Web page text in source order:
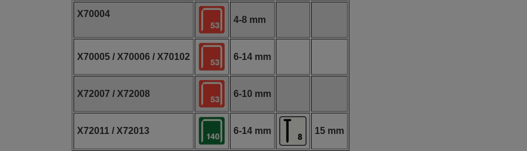
X70004
4-8 mm
X70005 / X70006 / X70102 6-14 mm
X72007 / X72008 6-10 mm
X72011 / X72013 6-14 mm 15 mm